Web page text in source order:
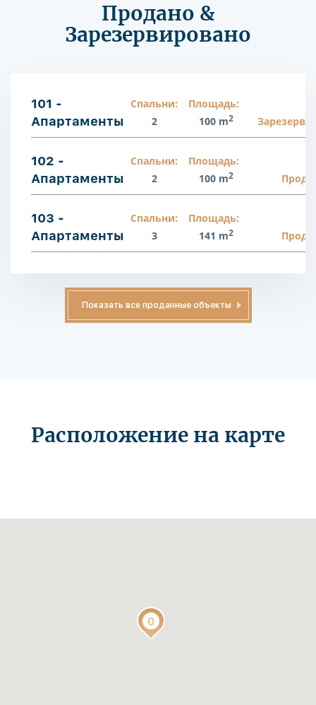
Продано &
Зарезервировано
101 -
Апартаменты
Спальни:
2
Площадь:
100 m2
102 -
Апартаменты
Спальни:
2
Площадь:
100 m2
103 -
Апартаменты
Спальни:
3
Площадь:
141 m2
Показать все проданные объекты
Расположение на карте